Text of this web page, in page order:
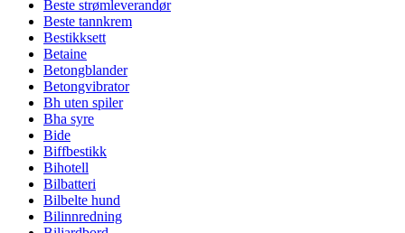
Beste strømleverandør
Beste tannkrem
Bestikksett
Betaine
Betongblander
Betongvibrator
Bh uten spiler
Bha syre
Bide
Biffbestikk
Bihotell
Bilbatteri
Bilbelte hund
Bilinnredning